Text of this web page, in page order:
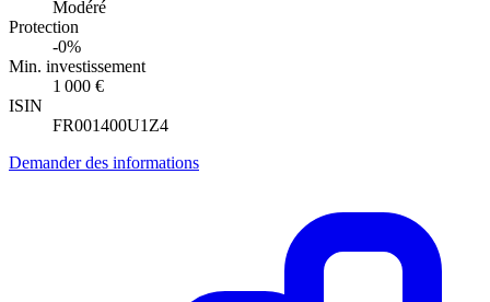
Modéré
Protection
-0%
Min. investissement
1 000 €
ISIN
FR001400U1Z4
Demander des informations